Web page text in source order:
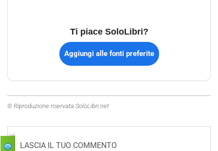
Ti piace SoloLibri?
Aggiungi alle fonti preferite
© Riproduzione riservata SoloLibri.net
LASCIA IL TUO COMMENTO